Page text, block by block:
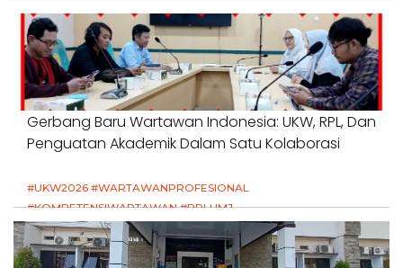
Gerbang Baru Wartawan Indonesia: UKW, RPL, Dan
Penguatan Akademik Dalam Satu Kolaborasi
#UKW2026 #WARTAWANPROFESIONAL
#KOMPETENSIWARTAWAN #RPLUMJ
#PENDIDIKANWARTAWAN #SWINASIONAL #SWIJABAR
1 Agustus 2026